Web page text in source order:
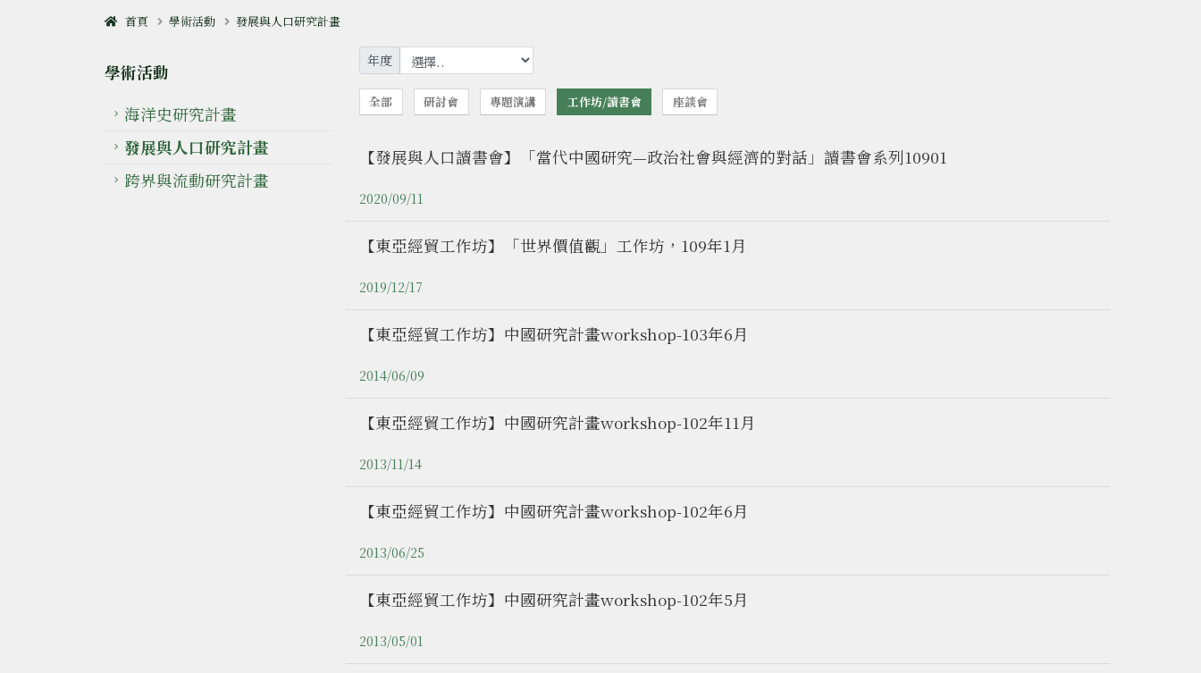
首頁 學術活動 發展與人口研究計畫
學術活動
海洋史研究計畫
發展與人口研究計畫
跨界與流動研究計畫
年度
全部 研討會 專題演講 工作坊/讀書會 座談會
【發展與人口讀書會】「當代中國研究—政治社會與經濟的對話」讀書會系列10901
2020/09/11
【東亞經貿工作坊】「世界價值觀」工作坊，109年1月
2019/12/17
【東亞經貿工作坊】中國研究計畫workshop-103年6月
2014/06/09
【東亞經貿工作坊】中國研究計畫workshop-102年11月
2013/11/14
【東亞經貿工作坊】中國研究計畫workshop-102年6月
2013/06/25
【東亞經貿工作坊】中國研究計畫workshop-102年5月
2013/05/01